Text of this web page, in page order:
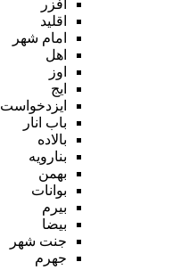
افزر
اقلید
امام شهر
اهل
اوز
ایج
ایزدخواست
باب انار
بالاده
بنارویه
بهمن
بوانات
بیرم
بیضا
جنت شهر
جهرم